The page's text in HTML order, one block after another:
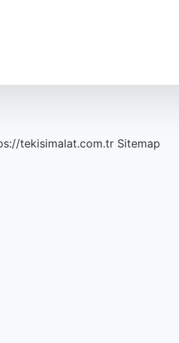
tekisimalat.com.tr Sitemap